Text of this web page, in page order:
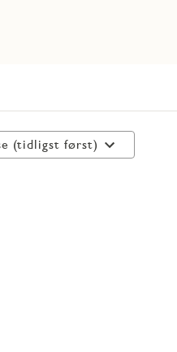
(tidligst først)